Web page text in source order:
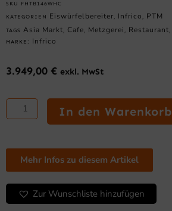
SKU FHTB146WHC
KATEGORIEN Eiswürfelbereiter , Infrico , PTM
TAGS Asia Markt , Cafe , Metzgerei , Restaurant ,
MARKE: Infrico
3.949,00 € exkl. MwSt
TB-
Serie:
Crushed
mit
Speicher
146WHC
Menge
In den Warenkorb
Mehr Infos zu diesem Artikel
Zur Wunschliste hinzufügen